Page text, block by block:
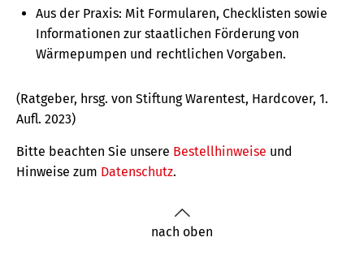
Aus der Praxis: Mit Formularen, Checklisten sowie
Informationen zur staatlichen Förderung von
Wärmepumpen und rechtlichen Vorgaben.
(Ratgeber, hrsg. von Stiftung Warentest, Hardcover, 1.
Aufl. 2023)
Bitte beachten Sie unsere Bestellhinweise und
Hinweise zum Datenschutz.
nach oben